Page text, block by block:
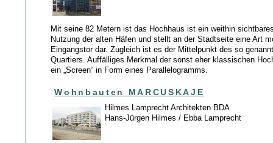
Mit seine 82 Metern ist das Hochhaus ist ein weithin
Nutzung der alten Häfen und stellt an der Stadtseite eine Art
Eingangstor dar. Zugleich ist es der Mittelpunkt des so
Quartiers. Auffälliges Merkmal der sonst eher klassischen
ein „Screen“ in Form eines Parallelogramms.
Wohnbauten MARCUSKAJE
Hilmes Lamprecht Architekten BDA
Hans-Jürgen Hilmes / Ebba Lamprecht